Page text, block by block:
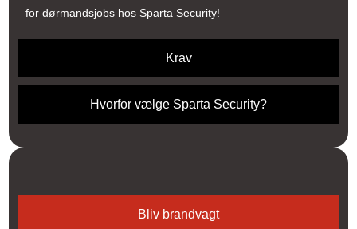
Krav
Hvorfor vælge Sparta Security?
for dørmandsjobs hos Sparta Security!
Bliv brandvagt